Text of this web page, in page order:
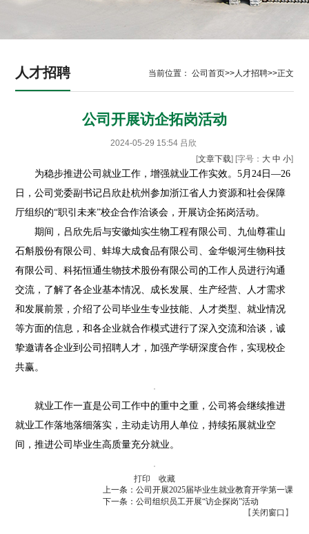
人才招聘 当前位置： 公司首页>>人才招聘>>正文
公司开展访企拓岗活动
2024-05-29 15:54 吕欣
[文章下载] [字号： 大 中 小]
为稳步推进公司就业工作，增强就业工作实效。5月24日—26
日，公司党委副书记吕欣赴杭州参加浙江省人力资源和社会保障
厅组织的“职引未来”校企合作洽谈会，开展访企拓岗活动。
期间，吕欣先后与安徽灿实生物工程有限公司、九仙尊霍山
石斛股份有限公司、蚌埠大成食品有限公司、金华银河生物科技
有限公司、科拓恒通生物技术股份有限公司的工作人员进行沟通
交流，了解了各企业基本情况、成长发展、生产经营、人才需求
和发展前景，介绍了公司毕业生专业技能、人才类型、就业情况
等方面的信息，和各企业就合作模式进行了深入交流和洽谈，诚
挚邀请各企业到公司招聘人才，加强产学研深度合作，实现校企
共赢。
就业工作一直是公司工作中的重中之重，公司将会继续推进
就业工作落地落细落实，主动走访用人单位，持续拓展就业空
间，推进公司毕业生高质量充分就业。
打印
收藏
上一条：公司开展2025届毕业生就业教育开学第一课
下一条：公司组织员工开展“访企探岗”活动
【 关闭窗口 】